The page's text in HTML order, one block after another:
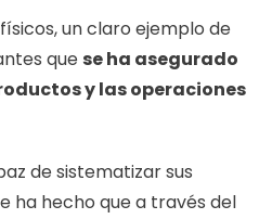
un claro ejemplo de
que se ha asegurado
y las operaciones
de sistematizar sus
ha hecho que a través del